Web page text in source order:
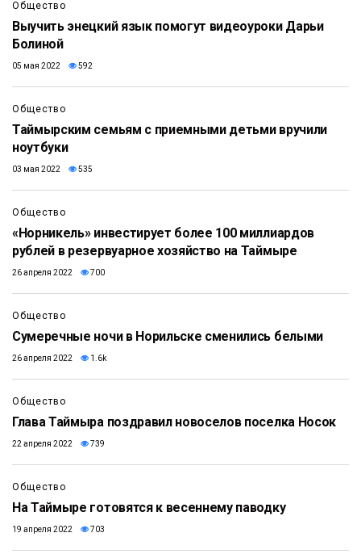
Общество
Выучить энецкий язык помогут видеоуроки Дарьи
Болиной
05 мая 2022 592
Общество
Таймырским семьям с приемными детьми вручили
ноутбуки
03 мая 2022 535
Общество
«Норникель» инвестирует более 100 миллиардов
рублей в резервуарное хозяйство на Таймыре
26 апреля 2022 700
Общество
Сумеречные ночи в Норильске сменились белыми
26 апреля 2022 1.6k
Общество
Глава Таймыра поздравил новоселов поселка Носок
22 апреля 2022 739
Общество
На Таймыре готовятся к весеннему паводку
19 апреля 2022 703